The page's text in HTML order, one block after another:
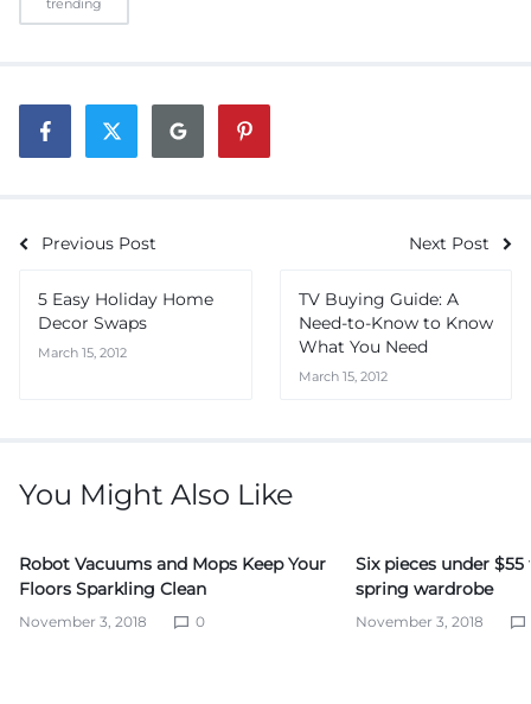
trending
Previous Post Next Post
5 Easy Holiday Home
Decor Swaps
March 15, 2012
TV Buying Guide: A
Need-to-Know to Know
What You Need
March 15, 2012
You Might Also Like
Robot Vacuums and Mops Keep Your
Floors Sparkling Clean
November 3, 2018 0
Six pieces under
spring wardrobe
November 3, 2018